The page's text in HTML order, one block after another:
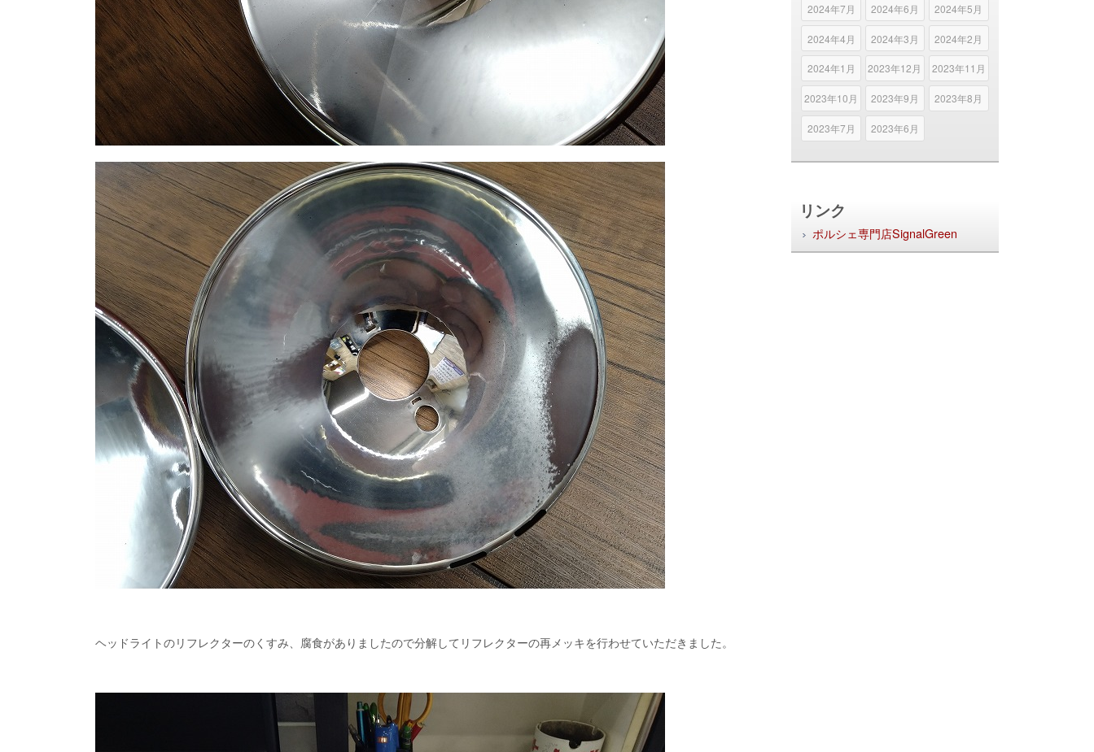
ヘッドライトのリフレクターのくすみ、腐食がありましたので分解してリフレクターの再メッキを行わせていただきました。
2024年7月 2024年6月 2024年5月
2024年4月 2024年3月 2024年2月
2024年1月 2023年12月 2023年11月
2023年10月 2023年9月 2023年8月
2023年7月 2023年6月
リンク
ポルシェ専門店SignalGreen